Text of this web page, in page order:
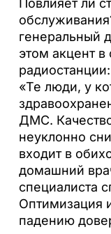
генеральный
этом акцент
радиостанции:
«Те люди, у
ДМС.
неуклонно
входит в
домашний
специалиста
Оптимизация
падению